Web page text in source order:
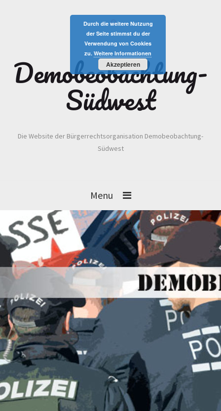
Demobeobachtung-
Südwest
Die Website der Bürgerrechtsorganisation Demobeobachtung-
Südwest
Menu
Durch die weitere Nutzung
der Seite stimmst du der
Verwendung von Cookies
zu. Weitere Informationen
Akzeptieren